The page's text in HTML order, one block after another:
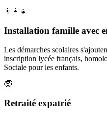
👨‍👩‍👧
Installation famille avec
Les démarches scolaires
inscription lycée français,
Sociale pour les enfants.
🧓
Retraité expatrié